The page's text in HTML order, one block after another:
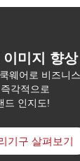
이미지 향상
웨어로 비즈니
각적으로
드 인지도!
기구 살펴보기